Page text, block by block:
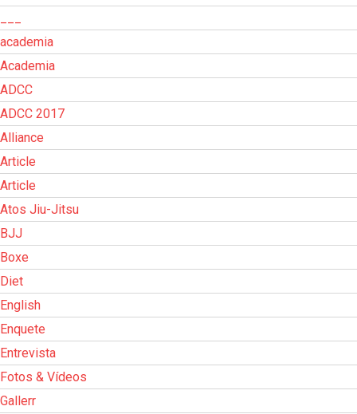
academia
Academia
ADCC
ADCC 2017
Alliance
Article
Article
Atos Jiu-Jitsu
BJJ
Boxe
Diet
English
Enquete
Entrevista
Fotos & Vídeos
Gallerr